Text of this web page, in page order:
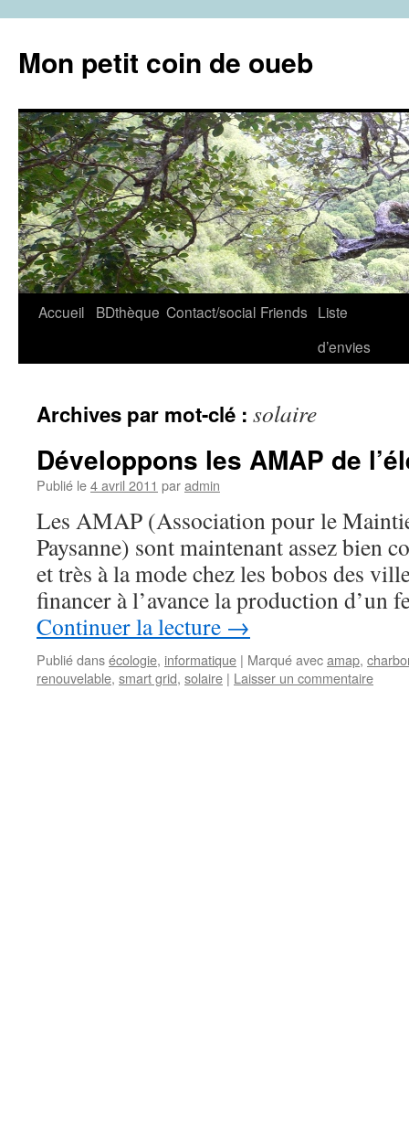
contenu
Mon petit coin de oueb
Accueil BDthèque Contact/social Friends Liste
d’envies
Archives par mot-clé : solaire
Développons les AMAP de
Publié le4 avril 2011 paradmin
Les AMAP (Association pour le
Paysanne) sont maintenant assez bien
et très à la mode chez les bobos des
financer à l’avance la production
Continuer la lecture →
Publié dansécologie, informatique | Marqué avecamap,
renouvelable, smart grid, solaire | Laisser un commentaire